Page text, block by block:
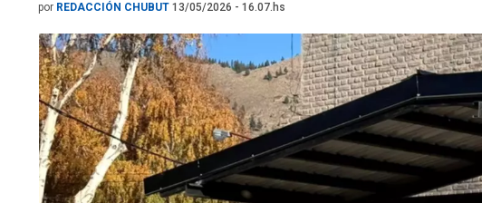
por REDACCIÓN CHUBUT 13/05/2026 - 16.07.hs